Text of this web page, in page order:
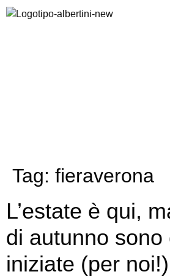
Tag: fieraverona
L’estate è qui,
di autunno sono
iniziate (per noi!)